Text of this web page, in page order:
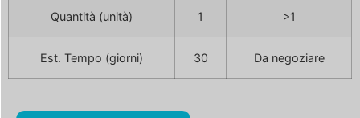
Quantità (unità) 1 >1
Est. Tempo (giorni) 30 Da negoziare